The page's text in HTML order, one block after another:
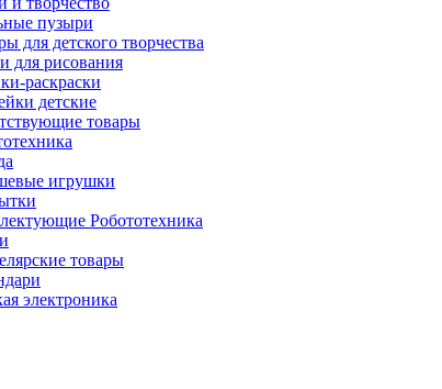
пузыри
для детского творчества
для рисования
раскраски
детские
товары
игрушки
Робототехника
товары
электроника